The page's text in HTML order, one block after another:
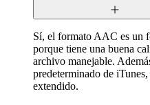
Sí, el formato AAC es un
porque tiene una buena
archivo manejable.
predeterminado de
extendido.